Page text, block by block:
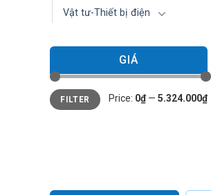
Vật tư-Thiết bị điện
GIÁ
Min
price
Max
priceFILTER Price: 0₫ —5.324.000₫